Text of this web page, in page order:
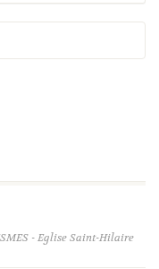
- Eglise Saint-Hilaire